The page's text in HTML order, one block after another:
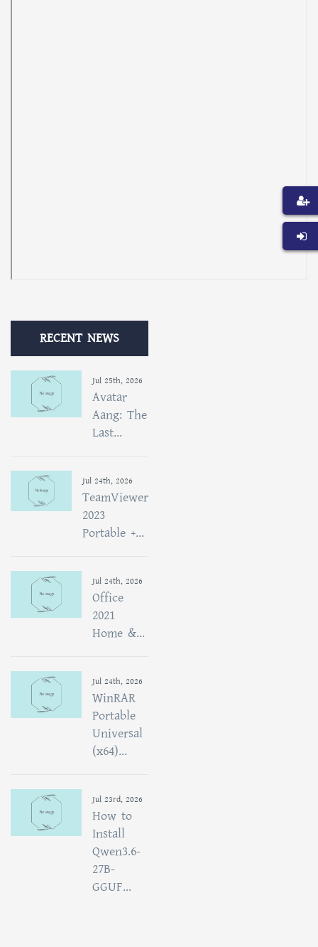
RECENT NEWS
Jul 25th, 2026
Avatar
Aang: The
Last...
Jul 24th, 2026
TeamViewer
2023
Portable +...
Jul 24th, 2026
Office
2021
Home &...
Jul 24th, 2026
WinRAR
Portable
Universal
(x64)...
Jul 23rd, 2026
How to
Install
Qwen3.6-
27B-
GGUF...